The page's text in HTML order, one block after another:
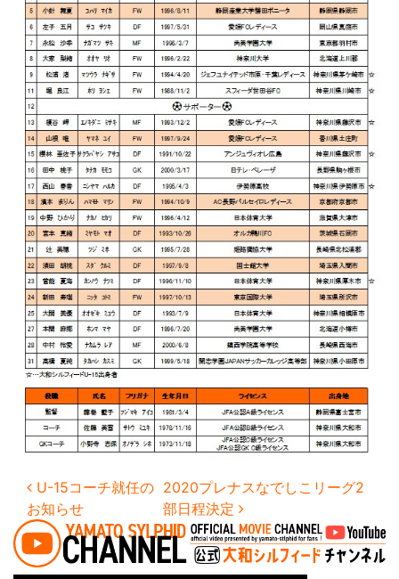
投稿ナビゲーション
U-15コーチ就任の
お知らせ
2020プレナスなでしこリーグ2
部日程決定